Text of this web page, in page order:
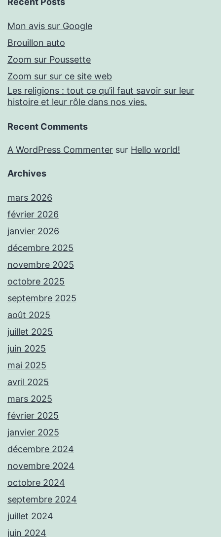
Mon avis sur Google
Brouillon auto
Zoom sur Poussette
Zoom sur sur ce site web
Les religions : tout ce qu’il faut savoir sur leur
histoire et leur rôle dans nos vies.
Recent Comments
A WordPress Commenter sur Hello world!
Archives
mars 2026
février 2026
janvier 2026
décembre 2025
novembre 2025
octobre 2025
septembre 2025
août 2025
juillet 2025
juin 2025
mai 2025
avril 2025
mars 2025
février 2025
janvier 2025
décembre 2024
novembre 2024
octobre 2024
septembre 2024
juillet 2024
juin 2024